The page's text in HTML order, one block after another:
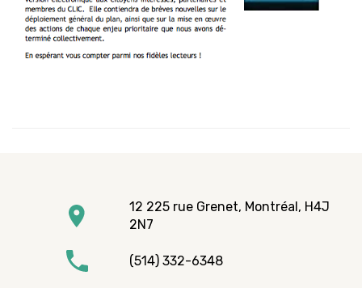
12 225 rue Grenet, Montréal, H4J
2N7
(514) 332-6348